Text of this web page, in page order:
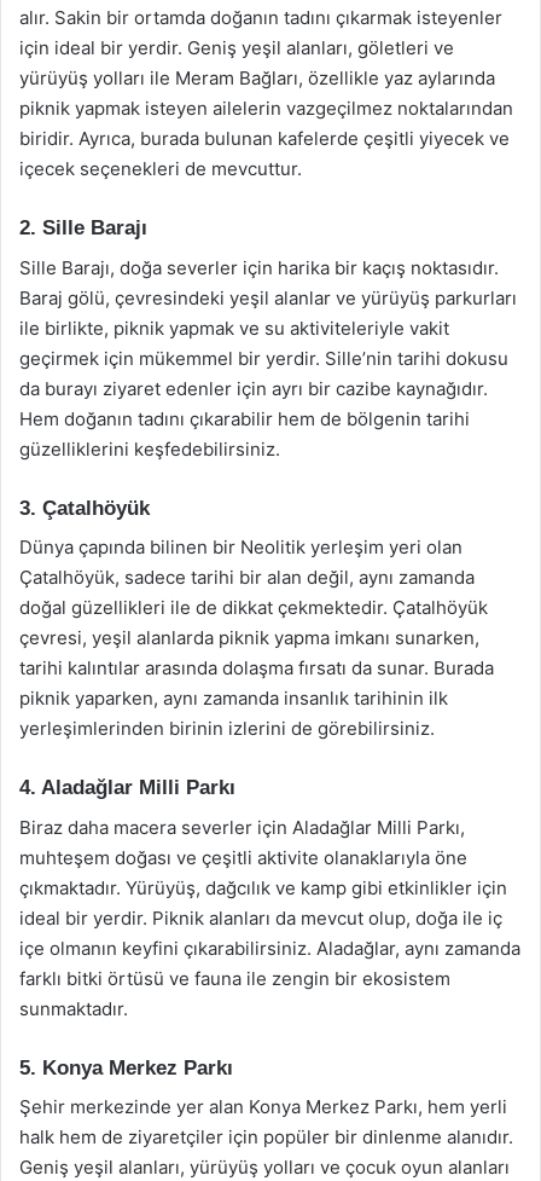
alır. Sakin bir ortamda doğanın tadını çıkarmak isteyenler
için ideal bir yerdir. Geniş yeşil alanları, göletleri ve
yürüyüş yolları ile Meram Bağları, özellikle yaz aylarında
piknik yapmak isteyen ailelerin vazgeçilmez noktalarından
biridir. Ayrıca, burada bulunan kafelerde çeşitli yiyecek ve
içecek seçenekleri de mevcuttur.
2. Sille Barajı
Sille Barajı, doğa severler için harika bir kaçış noktasıdır.
Baraj gölü, çevresindeki yeşil alanlar ve yürüyüş parkurları
ile birlikte, piknik yapmak ve su aktiviteleriyle vakit
geçirmek için mükemmel bir yerdir. Sille’nin tarihi dokusu
da burayı ziyaret edenler için ayrı bir cazibe kaynağıdır.
Hem doğanın tadını çıkarabilir hem de bölgenin tarihi
güzelliklerini keşfedebilirsiniz.
3. Çatalhöyük
Dünya çapında bilinen bir Neolitik yerleşim yeri olan
Çatalhöyük, sadece tarihi bir alan değil, aynı zamanda
doğal güzellikleri ile de dikkat çekmektedir. Çatalhöyük
çevresi, yeşil alanlarda piknik yapma imkanı sunarken,
tarihi kalıntılar arasında dolaşma fırsatı da sunar. Burada
piknik yaparken, aynı zamanda insanlık tarihinin ilk
yerleşimlerinden birinin izlerini de görebilirsiniz.
4. Aladağlar Milli Parkı
Biraz daha macera severler için Aladağlar Milli Parkı,
muhteşem doğası ve çeşitli aktivite olanaklarıyla öne
çıkmaktadır. Yürüyüş, dağcılık ve kamp gibi etkinlikler için
ideal bir yerdir. Piknik alanları da mevcut olup, doğa ile iç
içe olmanın keyfini çıkarabilirsiniz. Aladağlar, aynı zamanda
farklı bitki örtüsü ve fauna ile zengin bir ekosistem
sunmaktadır.
5. Konya Merkez Parkı
Şehir merkezinde yer alan Konya Merkez Parkı, hem yerli
halk hem de ziyaretçiler için popüler bir dinlenme alanıdır.
Geniş yeşil alanları, yürüyüş yolları ve çocuk oyun alanları